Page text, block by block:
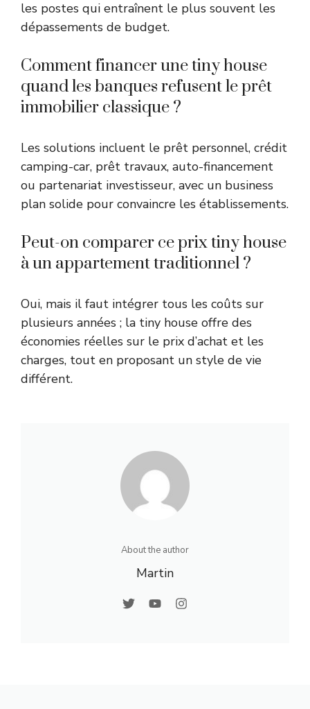
les postes qui entraînent le plus souvent les
dépassements de budget.
Comment financer une tiny house
quand les banques refusent le prêt
immobilier classique ?
Les solutions incluent le prêt personnel, crédit
camping-car, prêt travaux, auto-financement
ou partenariat investisseur, avec un business
plan solide pour convaincre les établissements.
Peut-on comparer ce prix tiny house
à un appartement traditionnel ?
Oui, mais il faut intégrer tous les coûts sur
plusieurs années ; la tiny house offre des
économies réelles sur le prix d’achat et les
charges, tout en proposant un style de vie
différent.
About the author
Martin